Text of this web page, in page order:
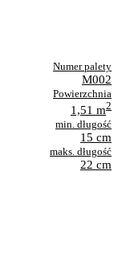
Numer palety
M002
Powierzchnia
1,51 m2
min. długość
15 cm
maks. długość
22 cm